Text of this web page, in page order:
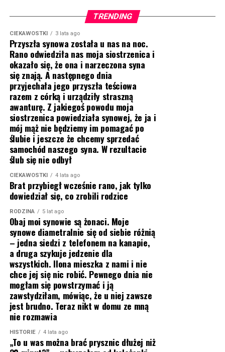
TRENDING
CIEKAWOSTKI 3 lata ago
Przyszła synowa została u nas na noc.
Rano odwiedziła nas moja siostrzenica i
okazało się, że ona i narzeczona syna
się znają. A następnego dnia
przyjechała jego przyszła teściowa
razem z córką i urządziły straszną
awanturę. Z jakiegoś powodu moja
siostrzenica powiedziała synowej, że ja i
mój mąż nie będziemy im pomagać po
ślubie i jeszcze że chcemy sprzedać
samochód naszego syna. W rezultacie
ślub się nie odbył
CIEKAWOSTKI 4 lata ago
Brat przybiegł wcześnie rano, jak tylko
dowiedział się, co zrobili rodzice
RODZINA 5 lat ago
Obaj moi synowie są żonaci. Moje
synowe diametralnie się od siebie różnią
– jedna siedzi z telefonem na kanapie,
a druga szykuje jedzenie dla
wszystkich. Ilona mieszka z nami i nie
chce jej się nic robić. Pewnego dnia nie
mogłam się powstrzymać i ją
zawstydziłam, mówiąc, że u niej zawsze
jest brudno. Teraz nikt w domu ze mną
nie rozmawia
HISTORIE 4 lata ago
„To u was można brać prysznic dłużej niż